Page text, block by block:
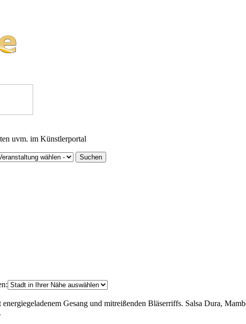
uvm. im Künstlerportal
Gesang und mitreißenden Bläserriffs. Salsa Dura,